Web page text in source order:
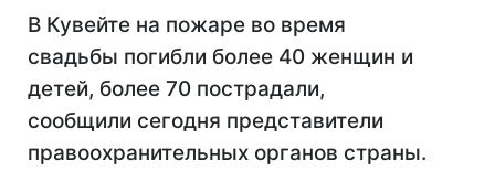
В Кувейте на пожаре во время
свадьбы погибли более 40 женщин и
детей, более 70 пострадали,
сообщили сегодня представители
правоохранительных органов страны.